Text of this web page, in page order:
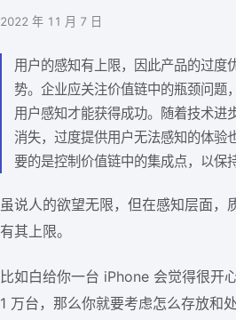
2022 年 11 月 7 日
用户的感知有上限，因此产品的过度
势。企业应关注价值链中的瓶颈问题
用户感知才能获得成功。随着技术进
消失，过度提供用户无法感知的体验
要的是控制价值链中的集成点，以保
虽说人的欲望无限，但在感知层面，
有其上限。
比如白给你一台 iPhone 会觉得很开
1 万台，那么你就要考虑怎么存放和